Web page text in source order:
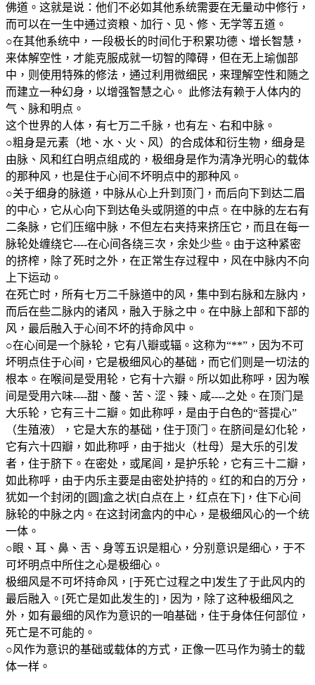
佛道。这就是说：他们不必如其他系统需要在无量动中修行，
而可以在一生中通过资粮、加行、见、修、无学等五道。
○在其他系统中，一段极长的时间化于积累功德、增长智慧，
来体解空性，才能克服成就一切智的障碍，但在无上瑜伽部
中，则使用特殊的修法，通过利用微细民，来理解空性和随之
而建立一种幻身，以增强智慧之心。 此修法有赖于人体内的
气、脉和明点。
这个世界的人体，有七万二千脉，也有左、右和中脉。
○粗身是元素（地、水、火、风）的合成体和衍生物，细身是
由脉、风和红白明点组成的，极细身是作为清净光明心的载体
的那种风，也是住于心间不坏明点中的那种风。
○关于细身的脉道，中脉从心上升到顶门，而后向下到达二眉
的中心，它从心向下到达龟头或阴道的中点。在中脉的左右有
二条脉，它们压缩中脉，不但左右夹持来挤压它，而且在每一
脉轮处缠绕它----在心间各绕三次，余处少些。由于这种紧密
的挤榨，除了死时之外，在正常生存过程中，风在中脉内不向
上下运动。
在死亡时，所有七万二千脉道中的风，集中到右脉和左脉内，
而后在些二脉内的诸风，融入于脉之中。在中脉上部和下部的
风，最后融入于心间不坏的持命风中。
○在心间是一个脉轮，它有八瓣或辐。这称为“**”，因为不可
坏明点住于心间，它是极细风心的基础，而它们则是一切法的
根本。在喉间是受用轮，它有十六瓣。所以如此称呼，因为喉
间是受用六味----甜、酸、苦、涩、辣、咸----之处。在顶门是
大乐轮，它有三十二瓣。如此称呼，是由于白色的“菩提心”
（生殖液），它是大东的基础，住于顶门。在脐间是幻化轮，
它有六十四瓣，如此称呼，由于拙火（杜母）是大乐的引发
者，住于脐下。在密处，或尾闾，是护乐轮，它有三十二瓣，
如此称呼，由于内乐主要是由密处护持的。红的和白的万分，
犹如一个封闭的[圆]盒之状[白点在上，红点在下]，住下心间
脉轮的中脉之内。在这封闭盒内的中心，是极细风心的一个统
一体。
○眼、耳、鼻、舌、身等五识是粗心，分别意识是细心，于不
可坏明点中所住之心是极细心。
极细风是不可坏持命风，[于死亡过程之中]发生了于此风内的
最后融入。[死亡是如此发生的]，因为，除了这种极细风之
外，如有最细的风作为意识的一咱基础，住于身体任何部位，
死亡是不可能的。
○风作为意识的基础或载体的方式，正像一匹马作为骑士的载
体一样。